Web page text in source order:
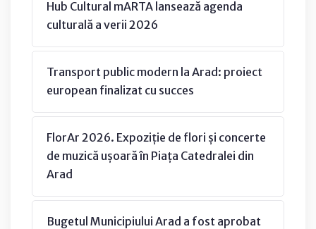
Hub Cultural mARTA lansează agenda
culturală a verii 2026
Transport public modern la Arad: proiect
european finalizat cu succes
FlorAr 2026. Expoziție de flori și concerte
de muzică ușoară în Piața Catedralei din
Arad
Bugetul Municipiului Arad a fost aprobat